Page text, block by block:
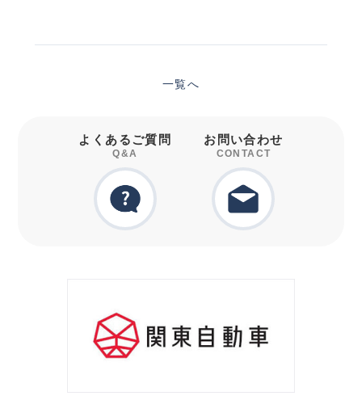
一覧へ
よくあるご質問
Q&A
お問い合わせ
CONTACT